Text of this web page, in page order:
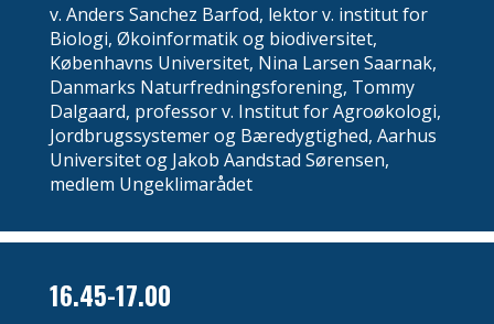
v. Anders Sanchez Barfod, lektor v. institut for
Biologi, Økoinformatik og biodiversitet,
Københavns Universitet, Nina Larsen Saarnak,
Danmarks Naturfredningsforening, Tommy
Dalgaard, professor v. Institut for Agroøkologi,
Jordbrugssystemer og Bæredygtighed, Aarhus
Universitet og Jakob Aandstad Sørensen,
medlem Ungeklimarådet
16.45-17.00